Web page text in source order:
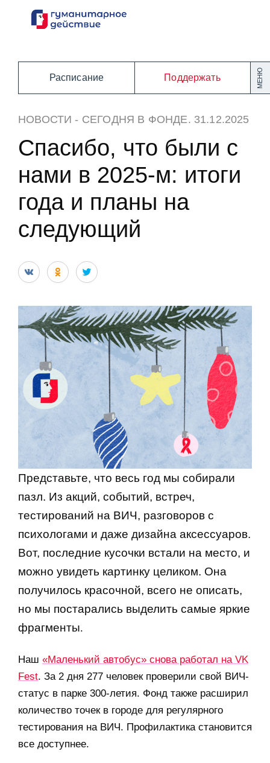
Перейти
МЕНЮ
Расписание Поддержать
НОВОСТИ - СЕГОДНЯ В ФОНДЕ. 31.12.2025
Спасибо, что были с
нами в 2025-м: итоги
года и планы на
следующий
Представьте, что весь год мы собирали
пазл. Из акций, событий, встреч,
тестирований на ВИЧ, разговоров с
психологами и даже дизайна аксессуаров.
Вот, последние кусочки встали на место, и
можно увидеть картинку целиком. Она
получилось красочной, всего не описать,
но мы постарались выделить самые яркие
фрагменты.
Наш «Маленький автобус» снова работал на VK
Fest. За 2 дня 277 человек проверили свой ВИЧ-
статус в парке 300-летия. Фонд также расширил
количество точек в городе для регулярного
тестирования на ВИЧ. Профилактика становится
все доступнее.